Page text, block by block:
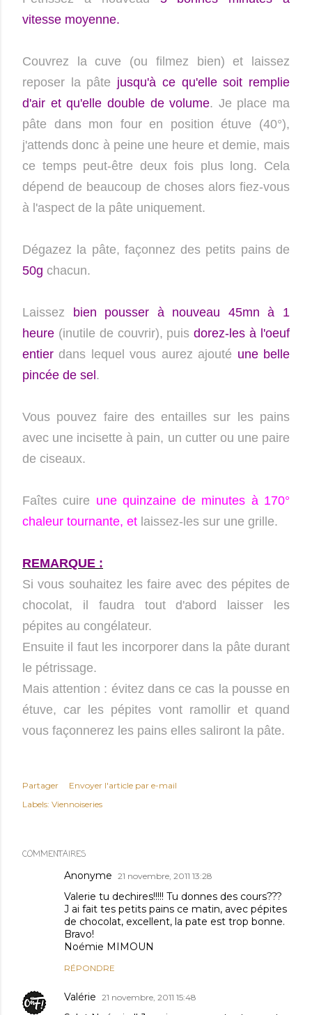
vitesse moyenne.
Couvrez la cuve (ou filmez bien) et laissez
reposer la pâte jusqu'à ce qu'elle soit remplie
d'air et qu'elle double de volume. Je place ma
pâte dans mon four en position étuve (40°),
j'attends donc à peine une heure et demie, mais
ce temps peut-être deux fois plus long. Cela
dépend de beaucoup de choses alors fiez-vous
à l'aspect de la pâte uniquement.
Dégazez la pâte, façonnez des petits pains de
50g chacun.
Laissez bien pousser à nouveau 45mn à 1
heure (inutile de couvrir), puisdorez-les à l'oeuf
entierdans lequel vous aurez ajouté une belle
pincée de sel.
Vous pouvez faire des entailles sur les pains
avec une incisette à pain, un cutter ou une paire
de ciseaux.
Faîtes cuire une quinzaine de minutes à 170°
chaleur tournante, et laissez-les sur une grille.
REMARQUE :
Si vous souhaitez les faire avec des pépites de
chocolat, il faudra tout d'abord laisser les
pépites au congélateur.
Ensuite il faut les incorporer dans la pâte durant
le pétrissage.
Mais attention : évitez dans ce cas la pousse en
étuve, car les pépites vont ramollir et quand
vous façonnerez les pains elles saliront la pâte.
Partager
Envoyer l'article par e-mail
Labels: Viennoiseries
COMMENTAIRES
Anonyme 21 novembre, 2011 13:28
Valerie tu dechires!!!!! Tu donnes des cours???
J ai fait tes petits pains ce matin, avec pépites
de chocolat, excellent, la pate est trop bonne.
Bravo!
Noémie MIMOUN
RÉPONDRE
Valérie 21 novembre, 2011 15:48